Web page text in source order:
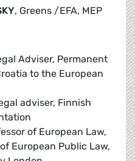
, Greens /EFA, MEP
Adviser, Permanent
to the European
adviser, Finnish
of European Law,
European Public Law,